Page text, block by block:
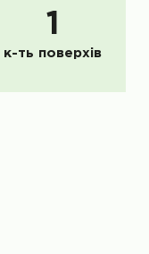
1
к-ть поверхів